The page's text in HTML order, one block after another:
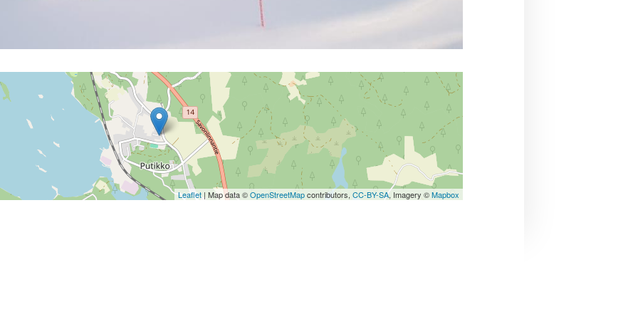
Leaflet| Map data ©OpenStreetMapcontributors, CC-BY-SA, Imagery ©Mapbox